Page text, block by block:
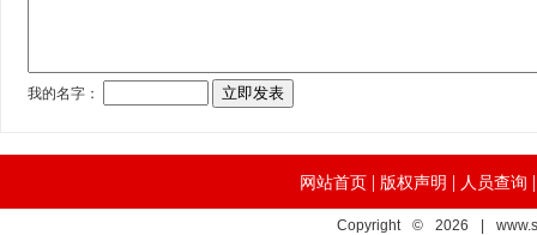
网站首页 | 版权声明 | 人员查询
Copyright © 2026 |